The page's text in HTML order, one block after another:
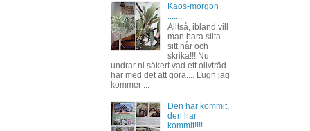
Kaos-morgon
Alltså, ibland vill
man bara slita
sitt hår och
skrika!!! Nu
undrar ni säkert vad ett olivträd
har med det att göra.... Lugn jag
kommer ...
Den har kommit,
den har
kommit!!!!